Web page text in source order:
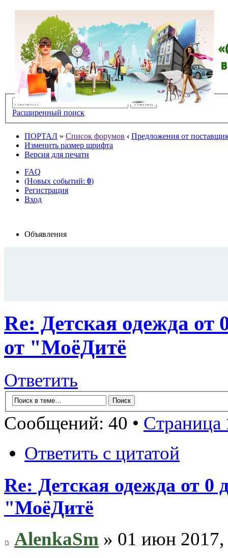
Расширенный поиск
ПОРТАЛ » Список форумов ‹ Предложения от
Изменить размер шрифта
Версия для печати
FAQ
(Новых событий: 0)
Регистрация
Вход
Объявления
Re: Детская одежда
от "МоёДитё
Ответить
Сообщений: 40 • Страница
Ответить с цитатой
Re: Детская одежда от
"МоёДитё
AlenkaSm » 01 июн 2017,